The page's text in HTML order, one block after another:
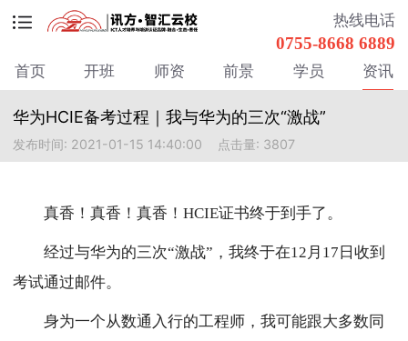
热线电话
0755-8668 6889
首页 开班 师资 前景 学员 资讯
华为HCIE备考过程｜我与华为的三次“激战”
发布时间: 2021-01-15 14:40:00 点击量: 3807
真香！真香！真香！HCIE证书终于到手了。
经过与华为的三次“激战”，我终于在12月17日收到
考试通过邮件。
身为一个从数通入行的工程师，我可能跟大多数同